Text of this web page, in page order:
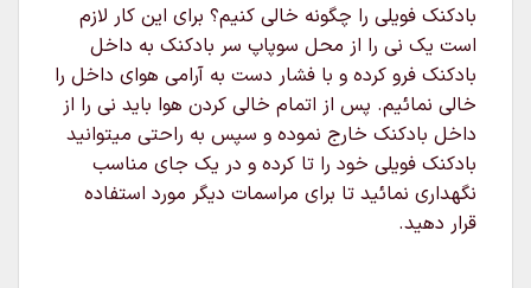
بادکنک فویلی را چگونه خالی کنیم؟ برای این کار لازم
است یک نی را از محل سوپاپ سر بادکنک به داخل
بادکنک فرو کرده و با فشار دست به آرامی هوای داخل را
خالی نمائیم. پس از اتمام خالی کردن هوا باید نی را از
داخل بادکنک خارج نموده و سپس به راحتی میتوانید
بادکنک فویلی خود را تا کرده و در یک جای مناسب
نگهداری نمائید تا برای مراسمات دیگر مورد استفاده
قرار دهید.